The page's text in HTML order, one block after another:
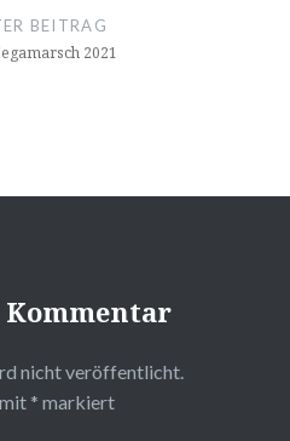
BEITRAG
2021
nicht veröffentlicht.
* markiert